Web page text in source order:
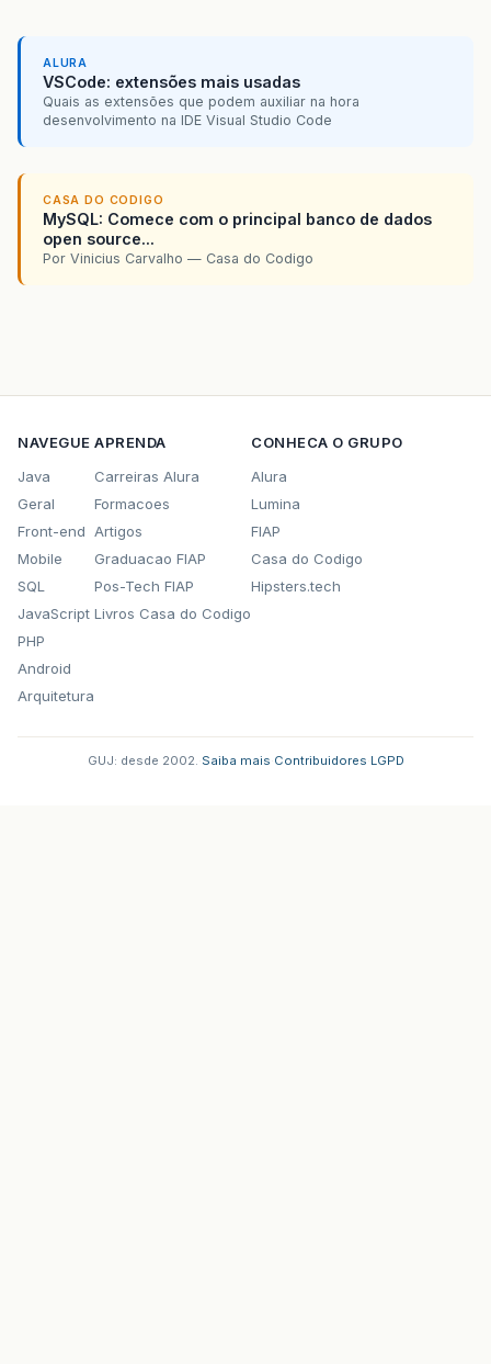
ALURA
VSCode: extensões mais usadas
Quais as extensões que podem auxiliar na hora
desenvolvimento na IDE Visual Studio Code
CASA DO CODIGO
MySQL: Comece com o principal banco de dados
open source...
Por Vinicius Carvalho — Casa do Codigo
NAVEGUE
Java
Geral
Front-end
Mobile
SQL
JavaScript
PHP
Android
Arquitetura
APRENDA
Carreiras Alura
Formacoes
Artigos
Graduacao FIAP
Pos-Tech FIAP
Livros Casa do Codigo
CONHECA O GRUPO
Alura
Lumina
FIAP
Casa do Codigo
Hipsters.tech
GUJ: desde 2002. Saiba mais Contribuidores LGPD